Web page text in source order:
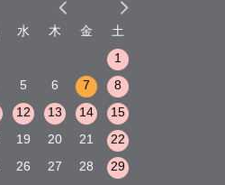
水 木 金
土
1
5 6 7
8
12 13 14
15
19 20 21
22
26 27 28
29